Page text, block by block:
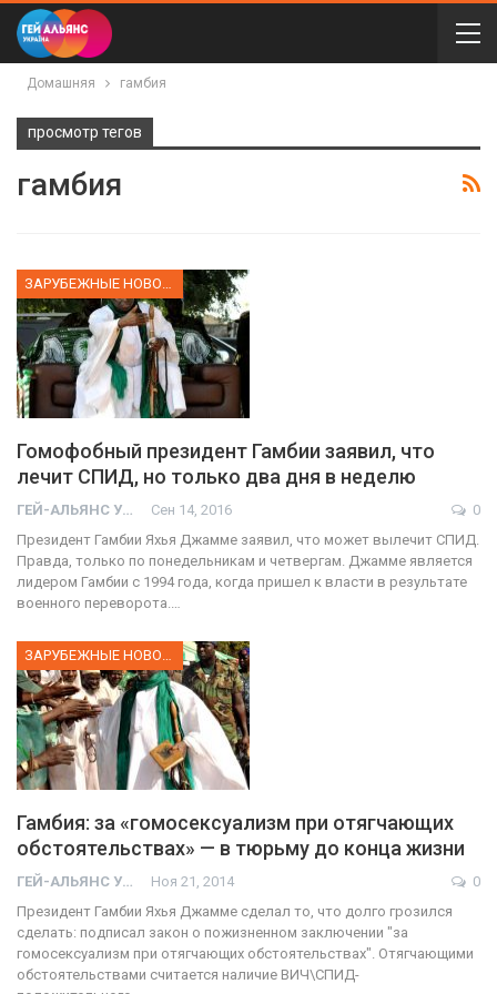
Домашняя гамбия
просмотр тегов
гамбия
Гомофобный президент Гамбии заявил, что
лечит СПИД, но только два дня в неделю
ГЕЙ-АЛЬЯНС УКРАИНА Сен 14, 2016
0
Президент Гамбии Яхья Джамме заявил, что может вылечит СПИД.
Правда, только по понедельникам и четвергам. Джамме является
лидером Гамбии с 1994 года, когда пришел к власти в результате
военного переворота.…
ЗАРУБЕЖНЫЕ НОВОСТИ
Гамбия: за «гомосексуализм при отягчающих
обстоятельствах» — в тюрьму до конца жизни
ГЕЙ-АЛЬЯНС УКРАИНА Ноя 21, 2014
0
Президент Гамбии Яхья Джамме сделал то, что долго грозился
сделать: подписал закон о пожизненном заключении "за
гомосексуализм при отягчающих обстоятельствах". Отягчающими
обстоятельствами считается наличие ВИЧ\СПИД-